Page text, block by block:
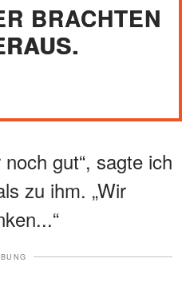
BRACHTEN
gut“, sagte ich
zu ihm. „Wir